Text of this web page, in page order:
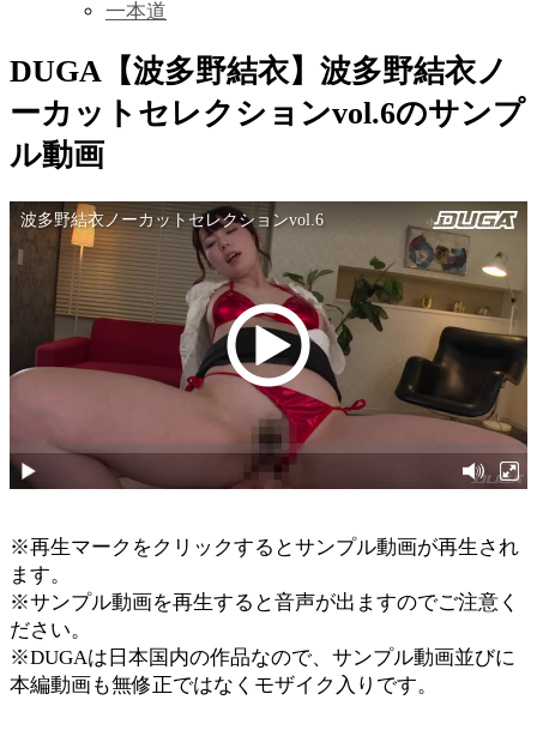
一本道
DUGA【波多野結衣】波多野結衣ノ
ーカットセレクションvol.6のサンプ
ル動画
※再生マークをクリックするとサンプル動画が再生され
ます。
※サンプル動画を再生すると音声が出ますのでご注意く
ださい。
※DUGAは日本国内の作品なので、サンプル動画並びに
本編動画も無修正ではなくモザイク入りです。